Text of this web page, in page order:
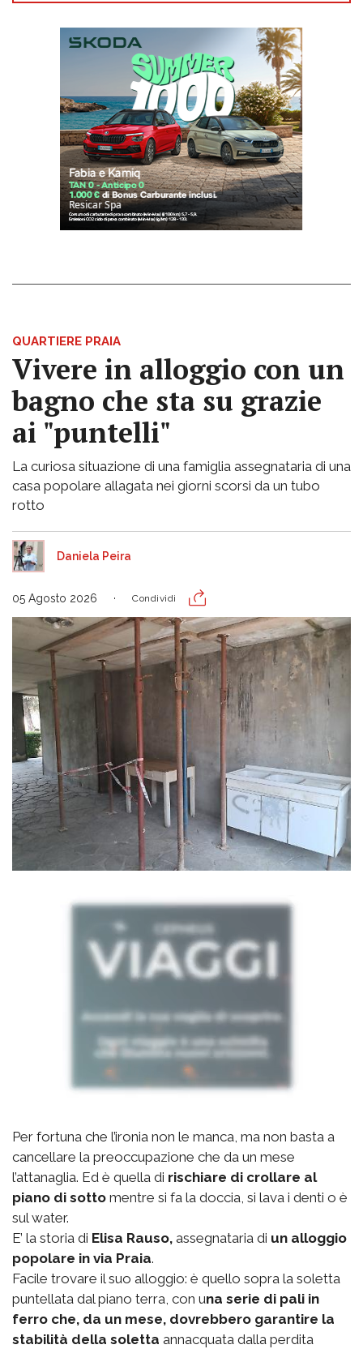
QUARTIERE PRAIA
Vivere in alloggio con un
bagno che sta su grazie
ai "puntelli"
La curiosa situazione di una famiglia assegnataria di una
casa popolare allagata nei giorni scorsi da un tubo
rotto
Daniela Peira
05 Agosto 2026 Condividi
Per fortuna che l’ironia non le manca, ma non basta a
cancellare la preoccupazione che da un mese
l’attanaglia. Ed è quella di rischiare di crollare al
piano di sotto mentre si fa la doccia, si lava i denti o è
sul water.
E’ la storia di Elisa Rauso, assegnataria di un alloggio
popolare in via Praia.
Facile trovare il suo alloggio: è quello sopra la soletta
puntellata dal piano terra, con una serie di pali in
ferro che, da un mese, dovrebbero garantire la
stabilità della soletta annacquata dalla perdita